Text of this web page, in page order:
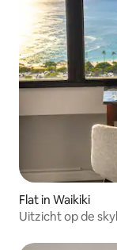
Flat in Waikiki
Uitzicht op de